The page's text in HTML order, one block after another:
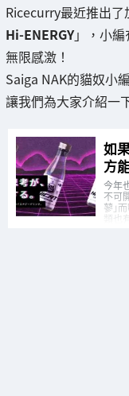
Ricecurry最近推出
Hi-ENERGY」，小
無限感激！
Saiga NAK的貓奴小
讓我們為大家介紹一